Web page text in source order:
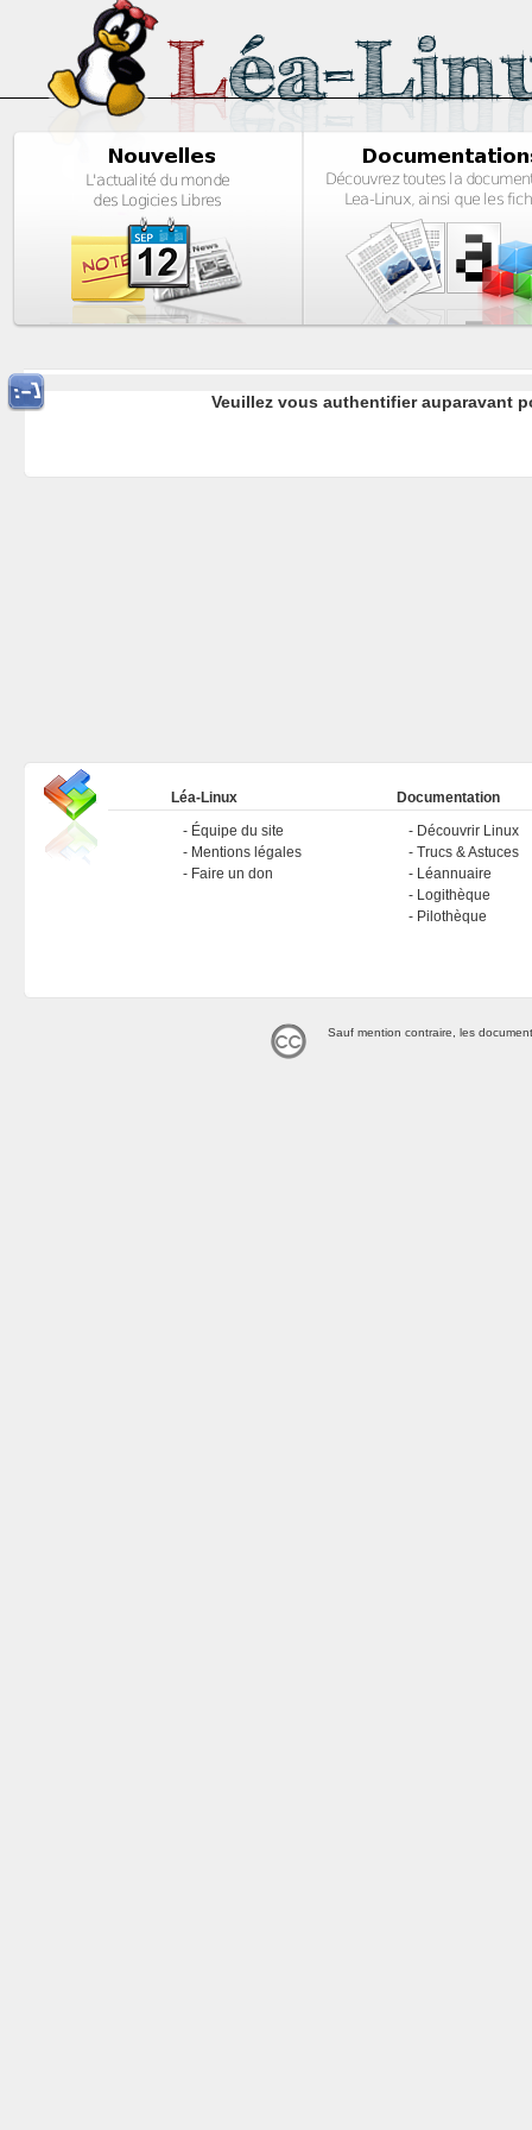
Veuillez vous authentifier auparavant
Léa-Linux
Équipe du site
Mentions légales
Faire un don
Documentation
Découvrir Linux
Trucs & Astuces
Léannuaire
Logithèque
Pilothèque
Sauf mention contraire, les